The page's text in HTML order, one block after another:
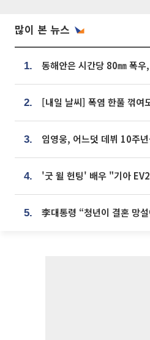
많이 본 뉴스
1.
2.
3.
4.
5.